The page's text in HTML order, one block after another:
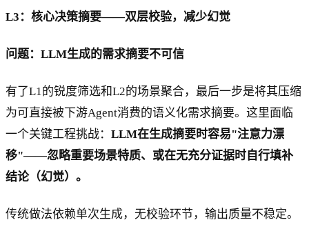
L3：核心决策摘要——双层校验，减少幻觉
问题：LLM生成的需求摘要不可信
有了L1的锐度筛选和L2的场景聚合，最后一步是将其压缩
为可直接被下游Agent消费的语义化需求摘要。这里面临
一个关键工程挑战： LLM在生成摘要时容易"注意力漂
移"——忽略重要场景特质、或在无充分证据时自行填补
结论（幻觉）。
传统做法依赖单次生成，无校验环节，输出质量不稳定。